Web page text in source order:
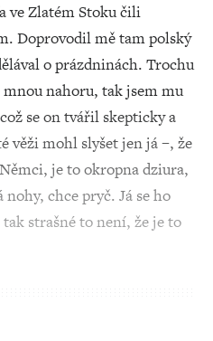
ve Zlatém Stoku čili
Doprovodil mě tam polský
o prázdninách. Trochu
nahoru, tak jsem mu
se on tvářil skepticky a
věži mohl slyšet jen já –, že
je to okropna dziura,
chce pryč. Já se ho
strašné to není, že je to